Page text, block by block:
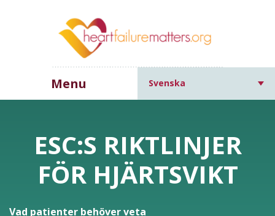
Menu Svenska
ESC:S RIKTLINJER
FÖR HJÄRTSVIKT
Vad patienter behöver veta